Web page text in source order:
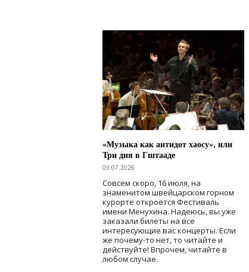
«Музыка как антидот хаосу», или
Три дня в Гштааде
03.07.2026
Совсем скоро, 16 июля, на
знаменитом швейцарском горном
курорте откроется Фестиваль
имени Менухина. Надеюсь, вы уже
заказали билеты на все
интересующие вас концерты. Если
же почему-то нет, то читайте и
действуйте! Впрочем, читайте в
любом случае.